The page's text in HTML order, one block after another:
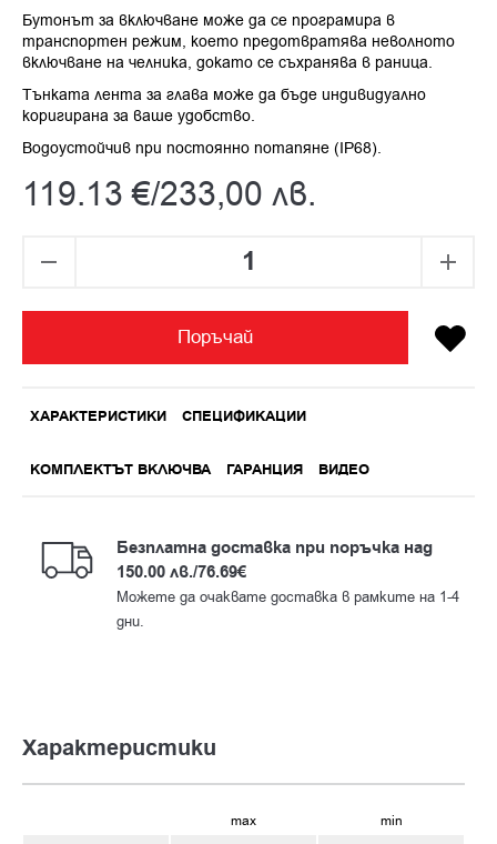
Бутонът за включване може да се програмира в
транспортен режим, което предотвратява неволното
включване на челника, докато се съхранява в раница.
Тънката лента за глава може да бъде индивидуално
коригирана за ваше удобство.
Водоустойчив при постоянно потапяне (IP68).
119.13 €/233,00 лв.
Поръчай
ВИДЕО
ХАРАКТЕРИСТИКИ СПЕЦИФИКАЦИИ
КОМПЛЕКТЪТ ВКЛЮЧВА ГАРАНЦИЯ
Бeзплатна доставка при поръчка над
150.00 лв./76.69€
Можете да очаквате доставка в рамките на 1-4
дни.
Характеристики
max min